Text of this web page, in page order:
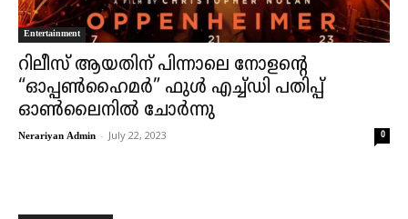
Entertainment
റിലീസ് ആയതിന് പിന്നാലെ നോളന്‍റെ
“ഓപ്പൺഹൈമർ” ഫുള്‍ എച്ച്ഡി പതിപ്പ്
ഓണ്‍ലൈനില്‍ ചോര്‍ന്നു
Nerariyan Admin - July 22, 2023 0